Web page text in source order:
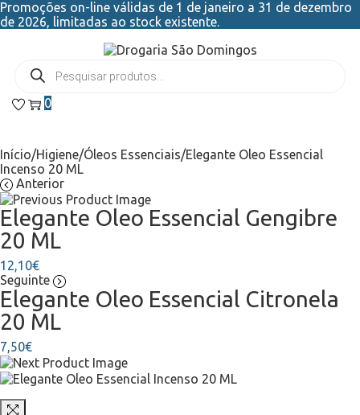
Promoções on-line válidas de 1 de janeiro a 31 de dezembro
de 2026, limitadas ao stock existente.
0
Início/Higiene/Óleos Essenciais/Elegante Oleo Essencial
Incenso 20 ML
Anterior
Elegante Oleo Essencial Gengibre
20 ML
12,10€
Seguinte
Elegante Oleo Essencial Citronela
20 ML
7,50€